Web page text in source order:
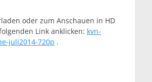
oder zum Anschauen in HD
Link anklicken: kvn-
juli2014-720p .